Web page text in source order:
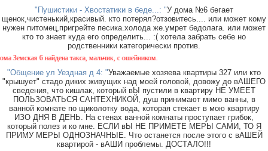
"Пушистики - Хвостатики в беде...: "У дома №6 бегает
щенок,чистенький,красивый. кто потерял?отзовитесь.... или может кому
нужен питомец,пригрейте песика.холода же.умрет бедолага. или может
кто то знает куда его определить... :( хотела забрать себе но
родственники категорически против.
6 найдена такса, мальчик, с ошейником.
"Общение ул Уездная д 4: "Уважаемые хозяева квартиры 327 или кто
"крышует" стадо диких живущих над моей головой, довожу до вАШЕГО
сведения, что кишлак, который вЫ пустили в квартиру НЕ УМЕЕТ
ПОЛЬЗОВАТЬСЯ САНТЕХНИКОЙ, душ принимают мимо ванны, в
ванной комнате по щиколотку вода, которая стекает в мою квартиру
ИЗО ДНЯ В ДЕНЬ. На стенах ванной комнаты проступает грибок,
который полез и ко мне. ЕСЛИ вЫ НЕ ПРИМЕТЕ МЕРЫ САМИ, ТО Я
ПРИМУ МЕРЫ ОДНОЗНАЧНЫЕ. Что останется после этого с вАШЕЙ
квартирой - вАШИ проблемы. ДОСТАЛО!!!